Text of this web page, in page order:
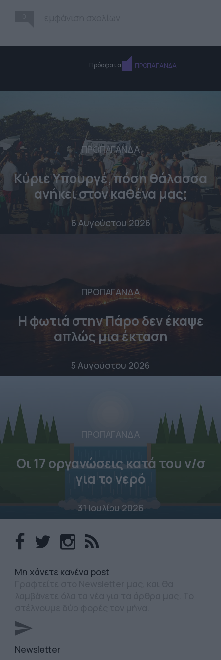
Πρόσφατα ΠΡΟΠΑΓΑΝΔΑ
ΠΡΟΠΑΓΑΝΔΑ
Κύριε Υπουργέ, πόση θάλασσα
ανήκει στον καθένα μας;
6 Αυγούστου 2026
ΠΡΟΠΑΓΑΝΔΑ
Η φωτιά στην Πάρο δεν έκαψε
απλώς μια έκταση
5 Αυγούστου 2026
ΠΡΟΠΑΓΑΝΔΑ
Οι 17 οργανώσεις κατά του ν/σ
για το νερό
31 Ιουλίου 2026
Mη χάνετε κανένα post
Newsletter